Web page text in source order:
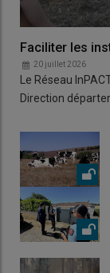
Faciliter les
20 juillet 2026
Le Réseau
Direction